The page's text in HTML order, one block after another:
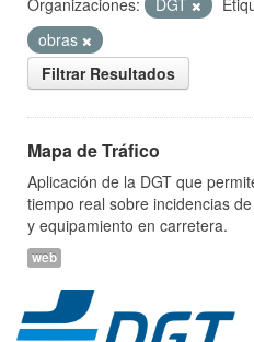
Organizaciones: DGT
obras
Filtrar Resultados
Mapa de Tráfico
Aplicación de la DGT que
tiempo real sobre incidencias
y equipamiento en carretera.
web